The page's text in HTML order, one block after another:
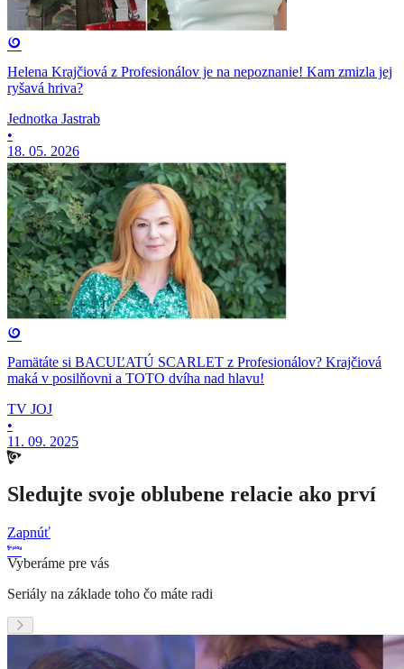
Helena Krajčiová z Profesionálov je na nepoznanie! Kam zmizla jej
ryšavá hriva?
Jednotka Jastrab
•
18. 05. 2026
Pamätáte si BACUĽATÚ SCARLET z Profesionálov? Krajčiová
maká v posilňovni a TOTO dvíha nad hlavu!
TV JOJ
•
11. 09. 2025
Sledujte svoje oblubene relacie ako prví
Zapnúť
Vyberáme pre vás
Seriály na základe toho čo máte radi